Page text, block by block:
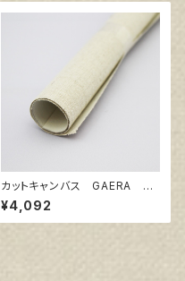
カットキャンバス GAERA F
S20
¥4,092